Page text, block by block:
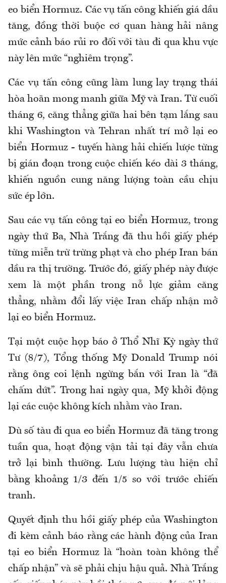
eo biển Hormuz. Các vụ tấn công khiến giá dầu
tăng, đồng thời buộc cơ quan hàng hải nâng
mức cảnh báo rủi ro đối với tàu đi qua khu vực
này lên mức “nghiêm trọng”.
Các vụ tấn công cũng làm lung lay trạng thái
hòa hoãn mong manh giữa Mỹ và Iran. Từ cuối
tháng 6, căng thẳng giữa hai bên tạm lắng sau
khi Washington và Tehran nhất trí mở lại eo
biển Hormuz - tuyến hàng hải chiến lược từng
bị gián đoạn trong cuộc chiến kéo dài 3 tháng,
khiến nguồn cung năng lượng toàn cầu chịu
sức ép lớn.
Sau các vụ tấn công tại eo biển Hormuz, trong
ngày thứ Ba, Nhà Trắng đã thu hồi giấy phép
từng miễn trừ trừng phạt và cho phép Iran bán
dầu ra thị trường. Trước đó, giấy phép này được
xem là một phần trong nỗ lực giảm căng
thẳng, nhằm đổi lấy việc Iran chấp nhận mở
lại eo biển Hormuz.
Tại một cuộc họp báo ở Thổ Nhĩ Kỳ ngày thứ
Tư (8/7), Tổng thống Mỹ Donald Trump nói
rằng ông coi lệnh ngừng bắn với Iran là “đã
chấm dứt”. Trong hai ngày qua, Mỹ khởi động
lại các cuộc không kích nhằm vào Iran.
Dù số tàu đi qua eo biển Hormuz đã tăng trong
tuần qua, hoạt động vận tải tại đây vẫn chưa
trở lại bình thường. Lưu lượng tàu hiện chỉ
bằng khoảng 1/3 đến 1/5 so với trước chiến
tranh.
Quyết định thu hồi giấy phép của Washington
đi kèm cảnh báo rằng các hành động của Iran
tại eo biển Hormuz là “hoàn toàn không thể
chấp nhận” và sẽ phải chịu hậu quả. Nhà Trắng